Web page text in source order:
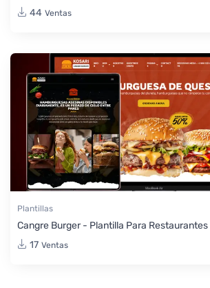
44 Ventas
Plantillas
Cangre Burger - Plantilla Para Restaurantes
17 Ventas